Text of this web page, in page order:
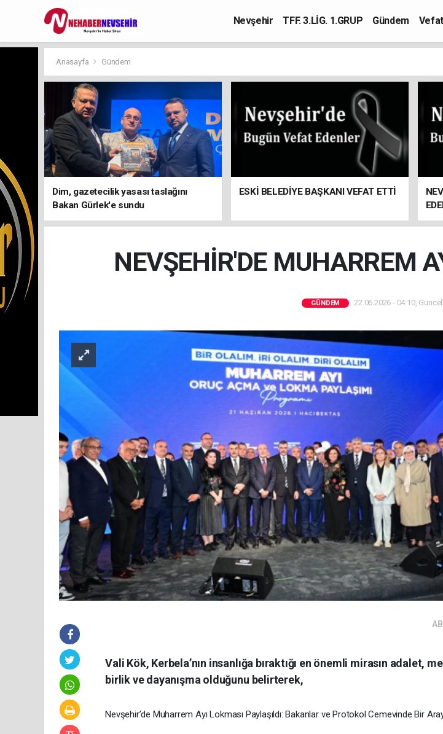
Nevşehir TFF. 3.LİG. 1.GRUP Gündem Vefat
Anasayfa Gündem
Dim, gazetecilik yasası taslağını
Bakan Gürlek'e sundu
ESKİ BELEDİYE BAŞKANI VEFAT ETTİ
NEVŞEHİR'DE MUHARREM
GÜNDEM 22.06.2026 - 04:10,
Vali Kök, Kerbela’nın insanlığa bıraktığı en önemli mirasın adalet,
birlik ve dayanışma olduğunu belirterek,
Nevşehir’de Muharrem Ayı Lokması Paylaşıldı: Bakanlar ve Protokol Cemevinde Bir